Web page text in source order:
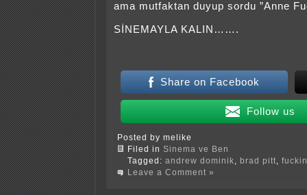
ama mutfaktan duyup sordu ”Anne
SİNEMAYLA KALIN…….
Share on Facebook
Follow us
Posted by melike
Filed in Sinema ve Ben
Tagged: andrew dominik brad pitt
Leave a Comment »